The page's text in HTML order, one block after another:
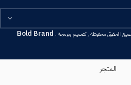
Bold Brand
المتجر